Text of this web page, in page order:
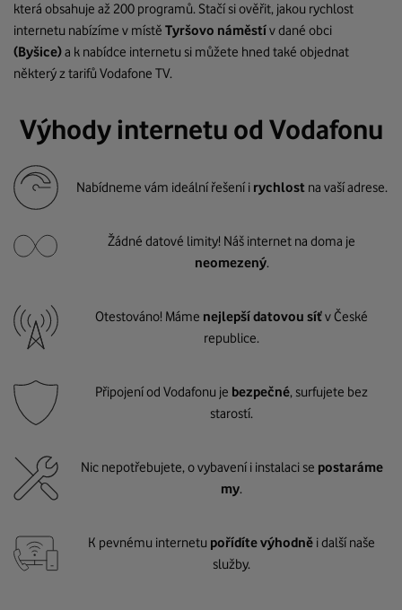
která obsahuje až 200 programů. Stačí si ověřit, jakou rychlost
internetu nabízíme v místě Tyršovo náměstív dané obci
(Byšice)a k nabídce internetu si můžete hned také objednat
některý z tarifů Vodafone TV.
Výhody internetu od Vodafonu
Nabídneme vám ideální řešení i rychlost na vaší adrese.
Žádné datové limity! Náš internet na doma je
neomezený.
Otestováno! Máme nejlepší datovou síťv České
republice.
Připojení od Vodafonu je bezpečné, surfujete bez
starostí.
Nic nepotřebujete, o vybavení i instalaci se postaráme
my.
K pevnému internetu pořídíte výhodně i další naše
služby.